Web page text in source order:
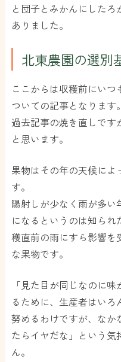
と団子とみかんにした
ありました。
北東農園の選別
ここからは収穫前にい
ついての記事となります。
過去記事の焼き直しで
と思います。
果物はその年の天候によ
す。
陽射しが少なく雨が多
になるというのは知ら
穫直前の雨にすら影響を
な果物です。
「見た目が同じなのに
るために、生産者はい
努めるわけですが、なか
たらイヤだな」という
ん。